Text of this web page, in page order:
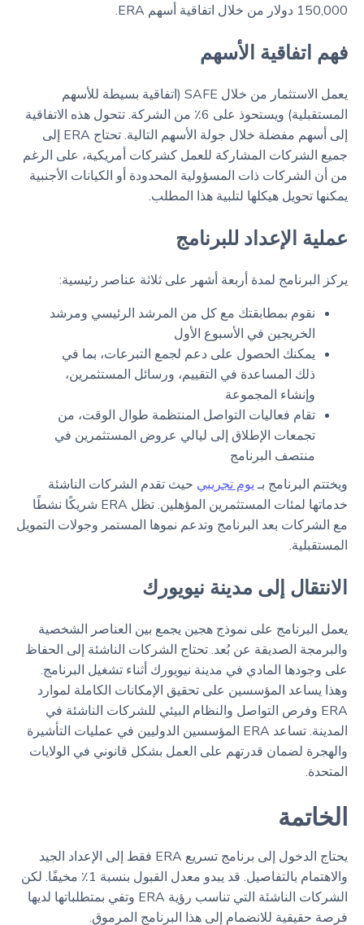
150,000 دولار من خلال اتفاقية أسهم ERA.
فهم اتفاقية الأسهم
يعمل الاستثمار من خلال SAFE (اتفاقية بسيطة للأسهم
المستقبلية) ويستحوذ على 6٪ من الشركة. تتحول هذه الاتفاقية
إلى أسهم مفضلة خلال جولة الأسهم التالية. تحتاج ERA إلى
جميع الشركات المشاركة للعمل كشركات أمريكية، على الرغم
من أن الشركات ذات المسؤولية المحدودة أو الكيانات الأجنبية
يمكنها تحويل هيكلها لتلبية هذا المطلب.
عملية الإعداد للبرنامج
يركز البرنامج لمدة أربعة أشهر على ثلاثة عناصر رئيسية:
نقوم بمطابقتك مع كل من المرشد الرئيسي ومرشد
الخريجين في الأسبوع الأول
يمكنك الحصول على دعم لجمع التبرعات، بما في
ذلك المساعدة في التقييم، ورسائل المستثمرين،
وإنشاء المجموعة
تقام فعاليات التواصل المنتظمة طوال الوقت، من
تجمعات الإطلاق إلى ليالي عروض المستثمرين في
منتصف البرنامج
ويختتم البرنامج بـيوم تجريبي حيث تقدم الشركات الناشئة
خدماتها لمئات المستثمرين المؤهلين. تظل ERA شريكًا نشطًا
مع الشركات بعد البرنامج وتدعم نموها المستمر وجولات التمويل
المستقبلية.
الانتقال إلى مدينة نيويورك
يعمل البرنامج على نموذج هجين يجمع بين العناصر الشخصية
والبرمجة الصديقة عن بُعد. تحتاج الشركات الناشئة إلى الحفاظ
على وجودها المادي في مدينة نيويورك أثناء تشغيل البرنامج.
وهذا يساعد المؤسسين على تحقيق الإمكانات الكاملة لموارد
ERA وفرص التواصل والنظام البيئي للشركات الناشئة في
المدينة. تساعد ERA المؤسسين الدوليين في عمليات التأشيرة
والهجرة لضمان قدرتهم على العمل بشكل قانوني في الولايات
المتحدة.
الخاتمة
يحتاج الدخول إلى برنامج تسريع ERA فقط إلى الإعداد الجيد
والاهتمام بالتفاصيل. قد يبدو معدل القبول بنسبة 1٪ مخيفًا. لكن
الشركات الناشئة التي تناسب رؤية ERA وتفي بمتطلباتها لديها
فرصة حقيقية للانضمام إلى هذا البرنامج المرموق.